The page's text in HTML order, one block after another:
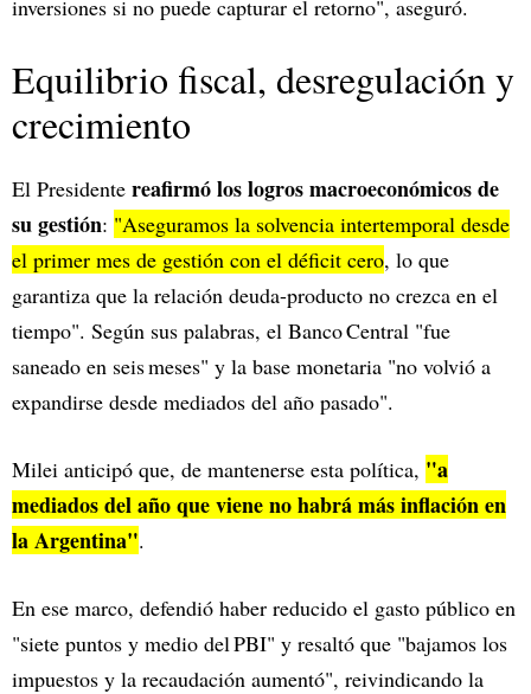
inversiones si no puede capturar el retorno", aseguró.
Equilibrio fiscal, desregulación y
crecimiento
El Presidente reafirmó los logros macroeconómicos de
su gestión: "Aseguramos la solvencia intertemporal desde
el primer mes de gestión con el déficit cero, lo que
garantiza que la relación deuda-producto no crezca en el
tiempo". Según sus palabras, el Banco Central "fue
saneado en seis meses" y la base monetaria "no volvió a
expandirse desde mediados del año pasado".
Milei anticipó que, de mantenerse esta política, "a
mediados del año que viene no habrá más inflación en
la Argentina".
En ese marco, defendió haber reducido el gasto público en
"siete puntos y medio del PBI" y resaltó que "bajamos los
impuestos y la recaudación aumentó", reivindicando la